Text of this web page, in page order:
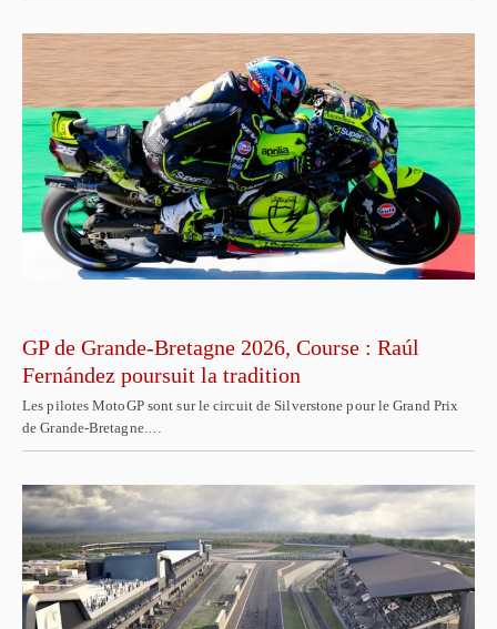
GP de Grande-Bretagne 2026, Course : Raúl
Fernández poursuit la tradition
Les pilotes MotoGP sont sur le circuit de Silverstone pour le Grand Prix
de Grande-Bretagne.…